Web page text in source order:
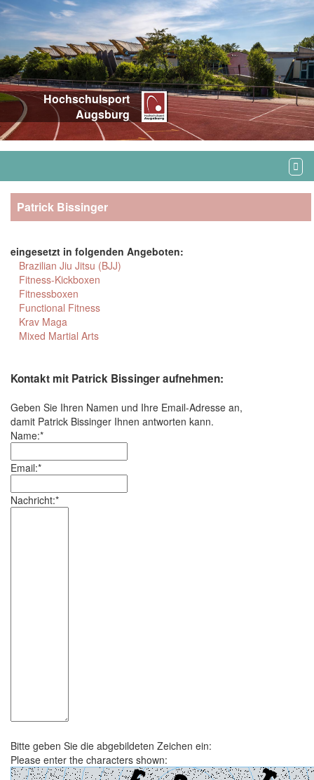
Hochschulsport
Augsburg
Patrick Bissinger
eingesetzt in folgenden Angeboten:
Brazilian Jiu Jitsu (BJJ)
Fitness-Kickboxen
Fitnessboxen
Functional Fitness
Krav Maga
Mixed Martial Arts
Kontakt mit Patrick Bissinger aufnehmen:
Geben Sie Ihren Namen und Ihre Email-Adresse an,
damit Patrick Bissinger Ihnen antworten kann.
Name:*
Email:*
Nachricht:*
Bitte geben Sie die abgebildeten Zeichen ein:
Please enter the characters shown: